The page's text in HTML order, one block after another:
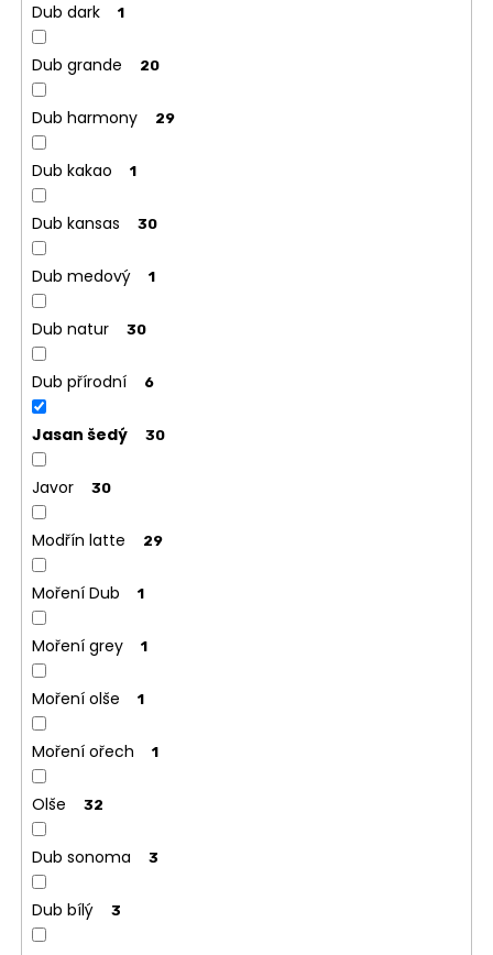
Dub dark 1
Dub grande 20
Dub harmony 29
Dub kakao 1
Dub kansas 30
Dub medový 1
Dub natur 30
Dub přírodní 6
Jasan šedý 30
Javor 30
Modřín latte 29
Moření Dub 1
Moření grey 1
Moření olše 1
Moření ořech 1
Olše 32
Dub sonoma 3
Dub bílý 3